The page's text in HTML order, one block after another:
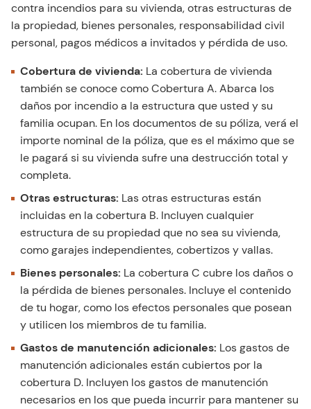
contra incendios para su vivienda, otras estructuras de
la propiedad, bienes personales, responsabilidad civil
personal, pagos médicos a invitados y pérdida de uso.
Cobertura de vivienda: La cobertura de vivienda
también se conoce como Cobertura A. Abarca los
daños por incendio a la estructura que usted y su
familia ocupan. En los documentos de su póliza, verá el
importe nominal de la póliza, que es el máximo que se
le pagará si su vivienda sufre una destrucción total y
completa.
Otras estructuras: Las otras estructuras están
incluidas en la cobertura B. Incluyen cualquier
estructura de su propiedad que no sea su vivienda,
como garajes independientes, cobertizos y vallas.
Bienes personales: La cobertura C cubre los daños o
la pérdida de bienes personales. Incluye el contenido
de tu hogar, como los efectos personales que posean
y utilicen los miembros de tu familia.
Gastos de manutención adicionales: Los gastos de
manutención adicionales están cubiertos por la
cobertura D. Incluyen los gastos de manutención
necesarios en los que pueda incurrir para mantener su